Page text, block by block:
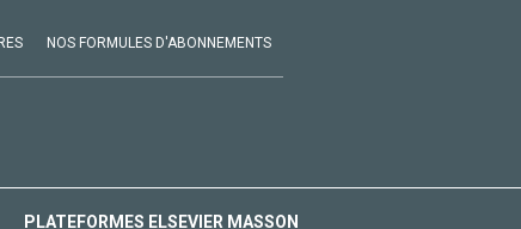
NOS FORMULES D'ABONNEMENTS
PLATEFORMES ELSEVIER MASSON